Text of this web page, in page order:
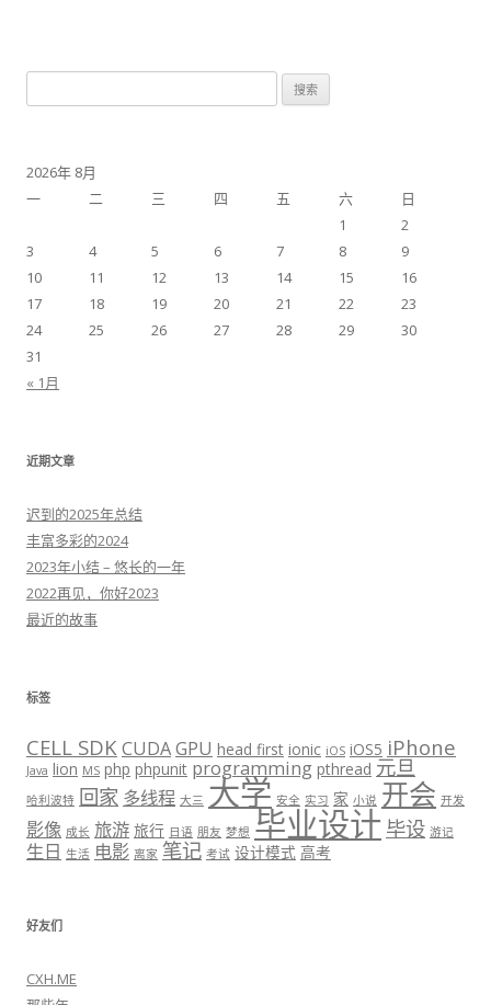
索：
2026年 8月
一
二 三 四 五 六
日
1
2
3
4 5 6 7 8
9
10
11 12 13 14 15
16
17
18 19 20 21 22
23
24
25 26 27 28 29
30
31
« 1月
近期文章
迟到的2025年总结
丰富多彩的2024
2023年小结 – 悠长的一年
2022再见，你好2023
最近的故事
标签
CELL SDKCUDAGPU head first ionic iOS iOS5 iPhone
Java lion MS php phpunit programming pthread 元旦
哈利波特 回家 多线程 大三 大学 安全 实习 家 小说 开会 开发
影像 成长 旅游 旅行 日语 朋友 梦想 毕业设计 毕设 游记
生日 生活 电影 离家 笔记 考试 设计模式 高考
好友们
CXH.ME